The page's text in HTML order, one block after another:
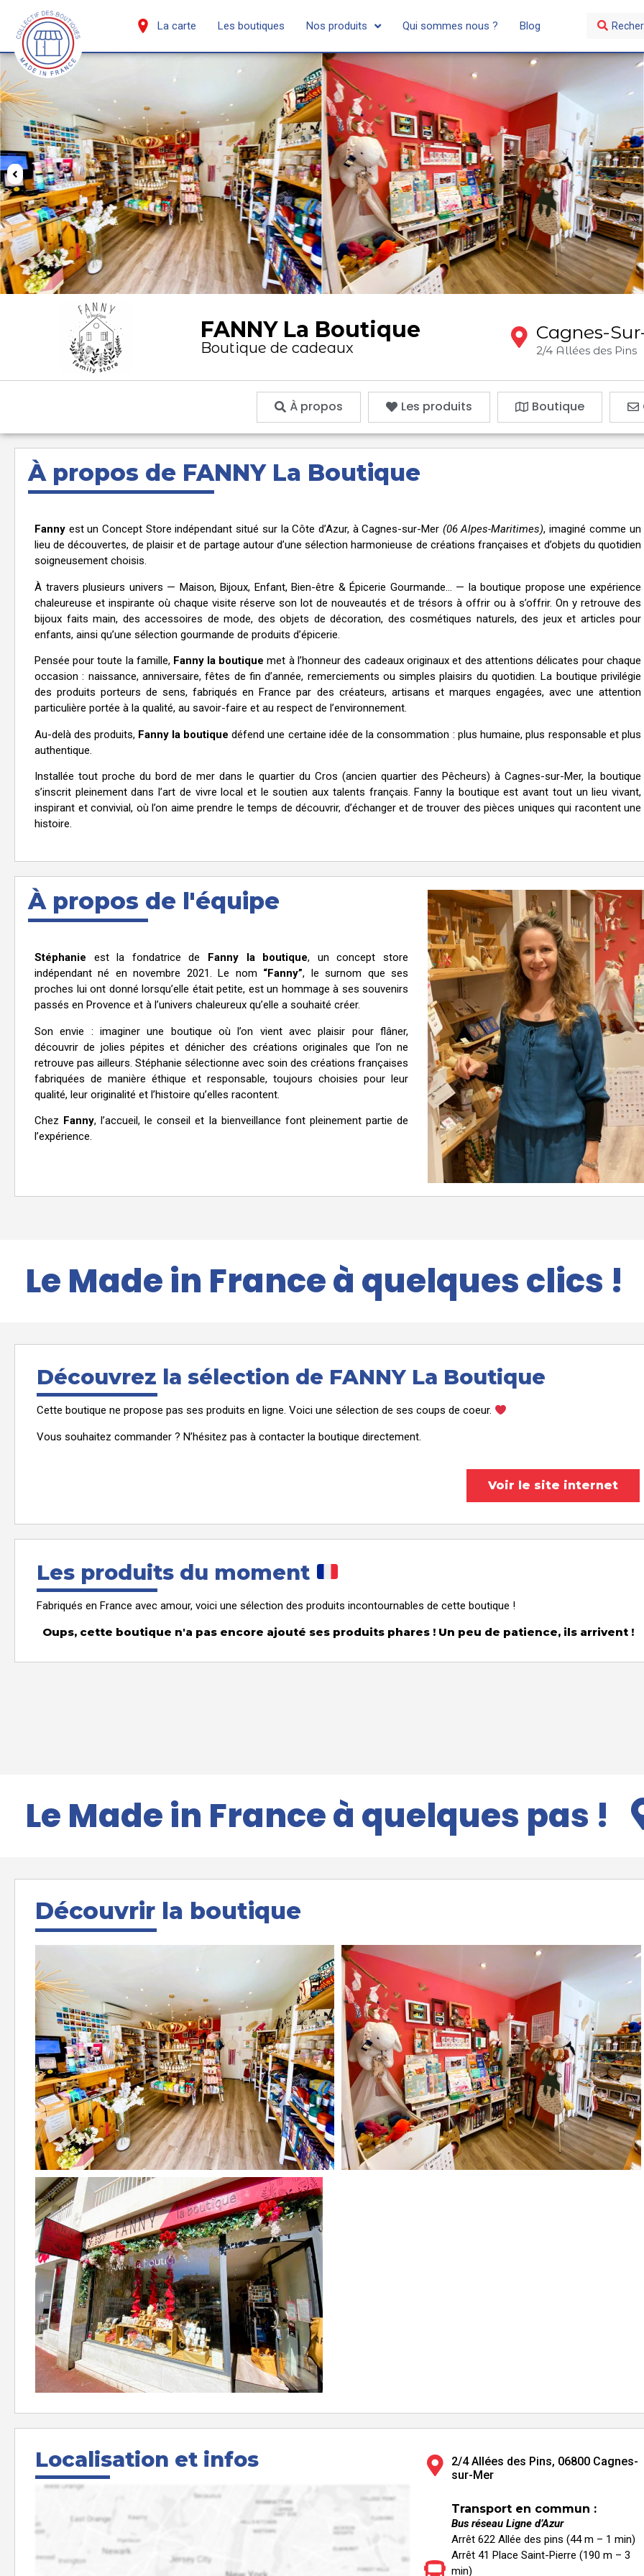
La carte Les boutiques Nos produits Qui sommes nous ? Blog
FANNY La Boutique
Boutique de cadeaux
Cagnes-
2/4 Allées des Pins
À propos Les produits Boutique
À propos de FANNY La Boutique
Fanny est un Concept Store indépendant situé sur la Côte d’Azur, à Cagnes-sur-Mer (06 Alpes-Maritimes), imaginé comme un
lieu de découvertes, de plaisir et de partage autour d’une sélection harmonieuse de créations françaises et d’objets du quotidien
soigneusement choisis.
À travers plusieurs univers — Maison, Bijoux, Enfant, Bien-être & Épicerie Gourmande… — la boutique propose une expérience
chaleureuse et inspirante où chaque visite réserve son lot de nouveautés et de trésors à offrir ou à s’offrir. On y retrouve des
bijoux faits main, des accessoires de mode, des objets de décoration, des cosmétiques naturels, des jeux et articles pour
enfants, ainsi qu’une sélection gourmande de produits d’épicerie.
Pensée pour toute la famille, Fanny la boutique met à l’honneur des cadeaux originaux et des attentions délicates pour chaque
occasion : naissance, anniversaire, fêtes de fin d’année, remerciements ou simples plaisirs du quotidien. La boutique privilégie
des produits porteurs de sens, fabriqués en France par des créateurs, artisans et marques engagées, avec une attention
particulière portée à la qualité, au savoir-faire et au respect de l’environnement.
Au-delà des produits, Fanny la boutique défend une certaine idée de la consommation : plus humaine, plus responsable et plus
authentique.
Installée tout proche du bord de mer dans le quartier du Cros (ancien quartier des Pêcheurs) à Cagnes-sur-Mer, la boutique
s’inscrit pleinement dans l’art de vivre local et le soutien aux talents français. Fanny la boutique est avant tout un lieu vivant,
inspirant et convivial, où l’on aime prendre le temps de découvrir, d’échanger et de trouver des pièces uniques qui racontent une
histoire.
À propos de l'équipe​
Stéphanie est la fondatrice de Fanny la boutique, un concept store
indépendant né en novembre 2021. Le nom “Fanny”, le surnom que ses
proches lui ont donné lorsqu’elle était petite, est un hommage à ses souvenirs
passés en Provence et à l’univers chaleureux qu’elle a souhaité créer.
Son envie : imaginer une boutique où l’on vient avec plaisir pour flâner,
découvrir de jolies pépites et dénicher des créations originales que l’on ne
retrouve pas ailleurs. Stéphanie sélectionne avec soin des créations françaises
fabriquées de manière éthique et responsable, toujours choisies pour leur
qualité, leur originalité et l’histoire qu’elles racontent.
Chez Fanny, l’accueil, le conseil et la bienveillance font pleinement partie de
l’expérience.
Le Made in Franceà quelques clics !
Découvrez la sélection de FANNY La Boutique
Cette boutique ne propose pas ses produits en ligne. Voici une sélection de ses coups de coeur.
Vous souhaitez commander ? N’hésitez pas à contacter la boutique directement.
Voir le site internet
Les produits du moment
Fabriqués en France avec amour, voici une sélection des produits incontournables de cette boutique !
Oups, cette boutique n'a pas encore ajouté ses produits phares ! Un peu de patience, ils arrivent !
Le Made in Franceà quelques pas !
Découvrir la boutique
Localisation et infos
2/4 Allées des Pins, 06800 Cagnes-
sur-Mer
Transport en commun :
Bus réseau Ligne d’Azur
Arrêt 622 Allée des pins (44 m – 1 min)
Arrêt 41 Place Saint-Pierre (190 m – 3
min)